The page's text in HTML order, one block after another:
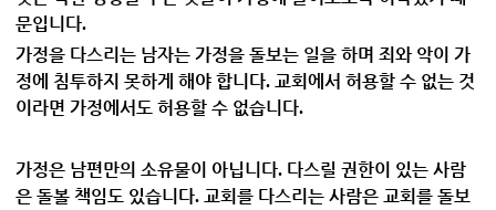
문입니다.
가정을 다스리는 남자는 가정을 돌보는 일을 하며 죄와 악이 가
정에 침투하지 못하게 해야 합니다. 교회에서 허용할 수 없는 것
이라면 가정에서도 허용할 수 없습니다.
가정은 남편만의 소유물이 아닙니다. 다스릴 권한이 있는 사람
은 돌볼 책임도 있습니다. 교회를 다스리는 사람은 교회를 돌보